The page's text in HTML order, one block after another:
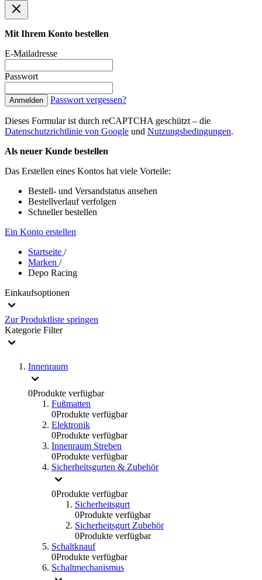
Mit Ihrem Konto bestellen
E-Mailadresse
Passwort
Anmelden Passwort vergessen?
Dieses Formular ist durch reCAPTCHA geschützt – die
Datenschutzrichtlinie von Google und Nutzungsbedingungen.
Als neuer Kunde bestellen
Das Erstellen eines Kontos hat viele Vorteile:
Bestell- und Versandstatus ansehen
Bestellverlauf verfolgen
Schneller bestellen
Ein Konto erstellen
Startseite /
Marken /
Depo Racing
Einkaufsoptionen
Zur Produktliste springen
Kategorie Filter
Innenraum
0Produkte verfügbar
Fußmatten
0Produkte verfügbar
Elektronik
0Produkte verfügbar
Innenraum Streben
0Produkte verfügbar
Sicherheitsgurten & Zubehör
0Produkte verfügbar
Sicherheitsgurt
0Produkte verfügbar
Sicherheitsgurt Zubehör
0Produkte verfügbar
Schaltknauf
0Produkte verfügbar
Schaltmechanismus